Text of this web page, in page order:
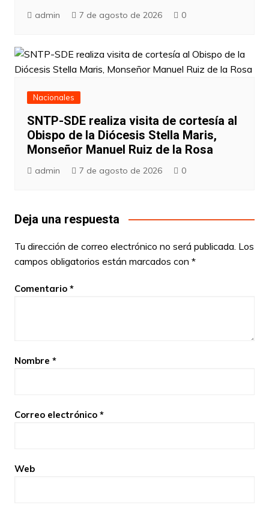
admin 7 de agosto de 2026 0
Nacionales
SNTP-SDE realiza visita de cortesía al
Obispo de la Diócesis Stella Maris,
Monseñor Manuel Ruiz de la Rosa
admin 7 de agosto de 2026 0
Deja una respuesta
Tu dirección de correo electrónico no será publicada. Los
campos obligatorios están marcados con *
Comentario *
Nombre *
Correo electrónico *
Web